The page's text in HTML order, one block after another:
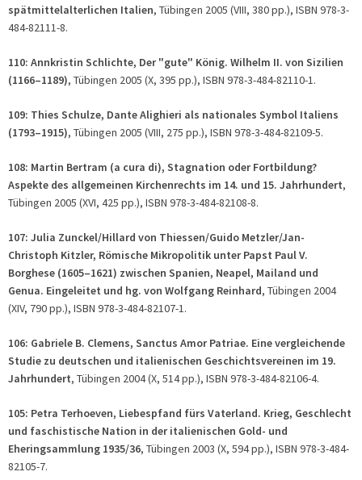
spätmittelalterlichen Italien, Tübingen 2005 (VIII, 380 pp.), ISBN 978-3-
484-82111-8.
110: Annkristin Schlichte, Der "gute" König. Wilhelm II. von Sizilien
(1166–1189), Tübingen 2005 (X, 395 pp.), ISBN 978-3-484-82110-1.
109: Thies Schulze, Dante Alighieri als nationales Symbol Italiens
(1793–1915), Tübingen 2005 (VIII, 275 pp.), ISBN 978-3-484-82109-5.
108: Martin Bertram (a cura di), Stagnation oder Fortbildung?
Aspekte des allgemeinen Kirchenrechts im 14. und 15. Jahrhundert,
Tübingen 2005 (XVI, 425 pp.), ISBN 978-3-484-82108-8.
107: Julia Zunckel/Hillard von Thiessen/Guido Metzler/Jan-
Christoph Kitzler, Römische Mikropolitik unter Papst Paul V.
Borghese (1605–1621) zwischen Spanien, Neapel, Mailand und
Genua. Eingeleitet und hg. von Wolfgang Reinhard, Tübingen 2004
(XIV, 790 pp.), ISBN 978-3-484-82107-1.
106: Gabriele B. Clemens, Sanctus Amor Patriae. Eine vergleichende
Studie zu deutschen und italienischen Geschichtsvereinen im 19.
Jahrhundert, Tübingen 2004 (X, 514 pp.), ISBN 978-3-484-82106-4.
105: Petra Terhoeven, Liebespfand fürs Vaterland. Krieg, Geschlecht
und faschistische Nation in der italienischen Gold- und
Eheringsammlung 1935/36, Tübingen 2003 (X, 594 pp.), ISBN 978-3-484-
82105-7.